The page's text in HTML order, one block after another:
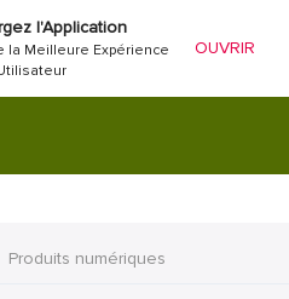
l'Application
la Meilleure Expérience
OUVRIR
Produits numériques